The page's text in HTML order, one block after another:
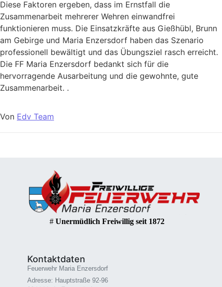
Diese Faktoren ergeben, dass im Ernstfall die
Zusammenarbeit mehrerer Wehren einwandfrei
funktionieren muss. Die Einsatzkräfte aus Gießhübl, Brunn
am Gebirge und Maria Enzersdorf haben das Szenario
professionell bewältigt und das Übungsziel rasch erreicht.
Die FF Maria Enzersdorf bedankt sich für die
hervorragende Ausarbeitung und die gewohnte, gute
Zusammenarbeit. .
Von Edv Team
# Unermüdlich Freiwillig seit 1872
Kontaktdaten
Feuerwehr Maria Enzersdorf
Adresse: Hauptstraße 92-96